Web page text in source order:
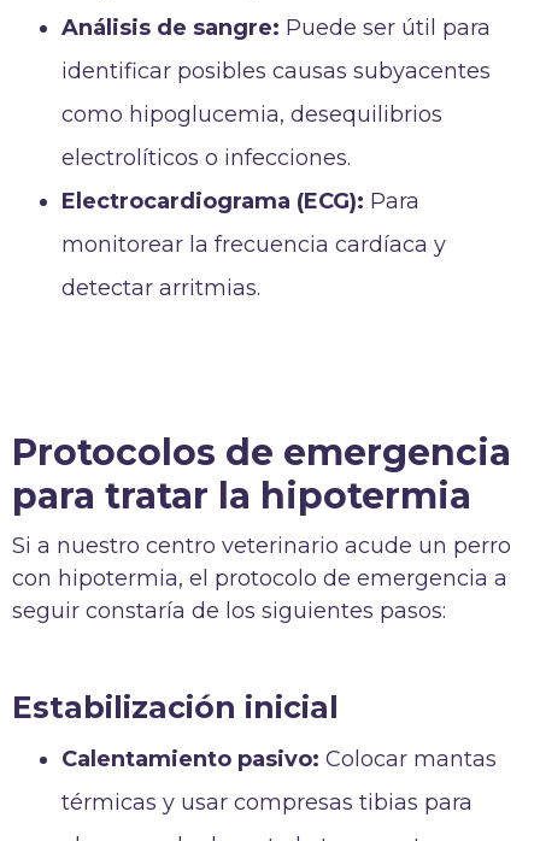
Análisis de sangre: Puede ser útil para
identificar posibles causas subyacentes
como hipoglucemia, desequilibrios
electrolíticos o infecciones.
Electrocardiograma (ECG): Para
monitorear la frecuencia cardíaca y
detectar arritmias.
Protocolos de emergencia
para tratar la hipotermia
Si a nuestro centro veterinario acude un perro
con hipotermia, el protocolo de emergencia a
seguir constaría de los siguientes pasos:
Estabilización inicial
Calentamiento pasivo: Colocar mantas
térmicas y usar compresas tibias para